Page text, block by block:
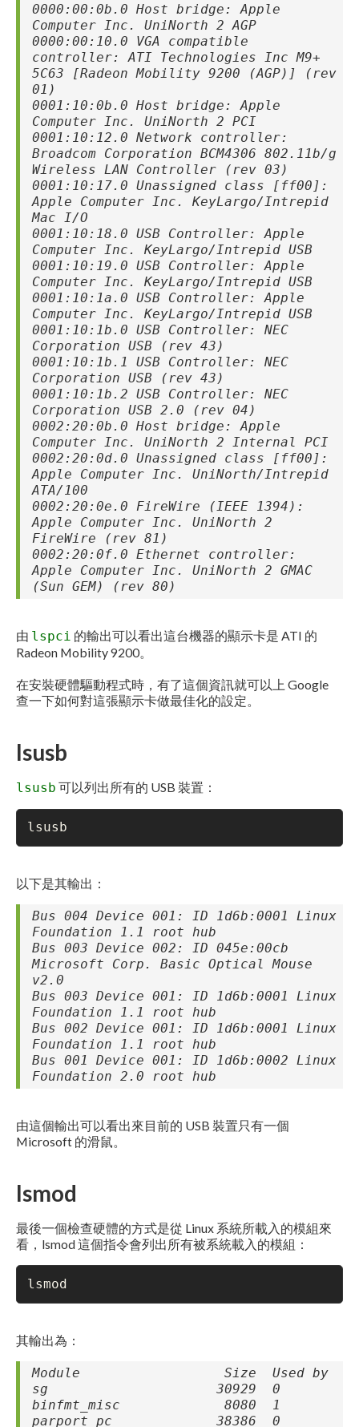
0000:00:0b.0 Host bridge: Apple
Computer Inc. UniNorth 2 AGP
0000:00:10.0 VGA compatible
controller: ATI Technologies Inc M9+
5C63 [Radeon Mobility 9200 (AGP)] (rev
01)
0001:10:0b.0 Host bridge: Apple
Computer Inc. UniNorth 2 PCI
0001:10:12.0 Network controller:
Broadcom Corporation BCM4306 802.11b/g
Wireless LAN Controller (rev 03)
0001:10:17.0 Unassigned class [ff00]:
Apple Computer Inc. KeyLargo/Intrepid
Mac I/O
0001:10:18.0 USB Controller: Apple
Computer Inc. KeyLargo/Intrepid USB
0001:10:19.0 USB Controller: Apple
Computer Inc. KeyLargo/Intrepid USB
0001:10:1a.0 USB Controller: Apple
Computer Inc. KeyLargo/Intrepid USB
0001:10:1b.0 USB Controller: NEC
Corporation USB (rev 43)
0001:10:1b.1 USB Controller: NEC
Corporation USB (rev 43)
0001:10:1b.2 USB Controller: NEC
Corporation USB 2.0 (rev 04)
0002:20:0b.0 Host bridge: Apple
Computer Inc. UniNorth 2 Internal PCI
0002:20:0d.0 Unassigned class [ff00]:
Apple Computer Inc. UniNorth/Intrepid
ATA/100
0002:20:0e.0 FireWire (IEEE 1394):
Apple Computer Inc. UniNorth 2
FireWire (rev 81)
0002:20:0f.0 Ethernet controller:
Apple Computer Inc. UniNorth 2 GMAC
(Sun GEM) (rev 80)
由 lspci 的輸出可以看出這台機器的顯示卡是 ATI 的
Radeon Mobility 9200。
在安裝硬體驅動程式時，有了這個資訊就可以上 Google
查一下如何對這張顯示卡做最佳化的設定。
lsusb
lsusb 可以列出所有的 USB 裝置：
lsusb
以下是其輸出：
Bus 004 Device 001: ID 1d6b:0001 Linux
Foundation 1.1 root hub
Bus 003 Device 002: ID 045e:00cb
Microsoft Corp. Basic Optical Mouse
v2.0
Bus 003 Device 001: ID 1d6b:0001 Linux
Foundation 1.1 root hub
Bus 002 Device 001: ID 1d6b:0001 Linux
Foundation 1.1 root hub
Bus 001 Device 001: ID 1d6b:0002 Linux
Foundation 2.0 root hub
由這個輸出可以看出來目前的 USB 裝置只有一個
Microsoft 的滑鼠。
lsmod
最後一個檢查硬體的方式是從 Linux 系統所載入的模組來
看，lsmod 這個指令會列出所有被系統載入的模組：
lsmod
其輸出為：
Module Size Used by
sg 30929 0
binfmt_misc 8080 1
parport_pc 38386 0